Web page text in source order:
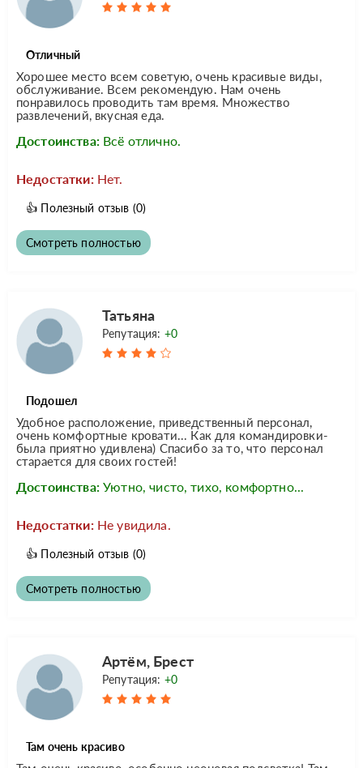
Отличный
Хорошее место всем советую, очень красивые виды,
обслуживание. Всем рекомендую. Нам очень
понравилось проводить там время. Множество
развлечений, вкусная еда.
Достоинства: Всё отлично.
Недостатки: Нет.
👍 Полезный отзыв (0)
Смотреть полностью
Татьяна
Репутация: +0
Подошел
Удобное расположение, приведственный персонал,
очень комфортные кровати... Как для командировки-
была приятно удивлена) Спасибо за то, что персонал
старается для своих гостей!
Достоинства: Уютно, чисто, тихо, комфортно...
Недостатки: Не увидила.
👍 Полезный отзыв (0)
Смотреть полностью
Артём, Брест
Репутация: +0
Там очень красиво